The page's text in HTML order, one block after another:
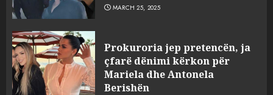
MARCH 25, 2025
Prokuroria jep pretencën, ja
çfarë dënimi kërkon për
Mariela dhe Antonela
Berishën